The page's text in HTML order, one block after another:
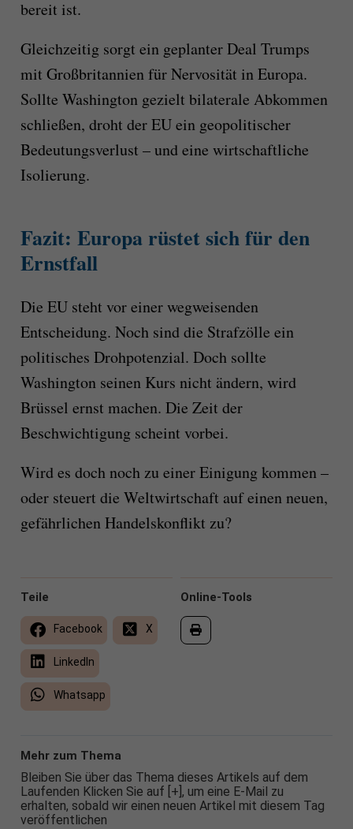
bereit ist.
Gleichzeitig sorgt ein geplanter Deal Trumps
mit Großbritannien für Nervosität in Europa.
Sollte Washington gezielt bilaterale Abkommen
schließen, droht der EU ein geopolitischer
Bedeutungsverlust – und eine wirtschaftliche
Isolierung.
Fazit: Europa rüstet sich für den
Ernstfall
Die EU steht vor einer wegweisenden
Entscheidung. Noch sind die Strafzölle ein
politisches Drohpotenzial. Doch sollte
Washington seinen Kurs nicht ändern, wird
Brüssel ernst machen. Die Zeit der
Beschwichtigung scheint vorbei.
Wird es doch noch zu einer Einigung kommen –
oder steuert die Weltwirtschaft auf einen neuen,
gefährlichen Handelskonflikt zu?
Online-Tools
Teile
Facebook X
LinkedIn
Whatsapp
Mehr zum Thema
Bleiben Sie über das Thema dieses Artikels auf dem
Laufenden Klicken Sie auf [+], um eine E-Mail zu
erhalten, sobald wir einen neuen Artikel mit diesem Tag
veröffentlichen